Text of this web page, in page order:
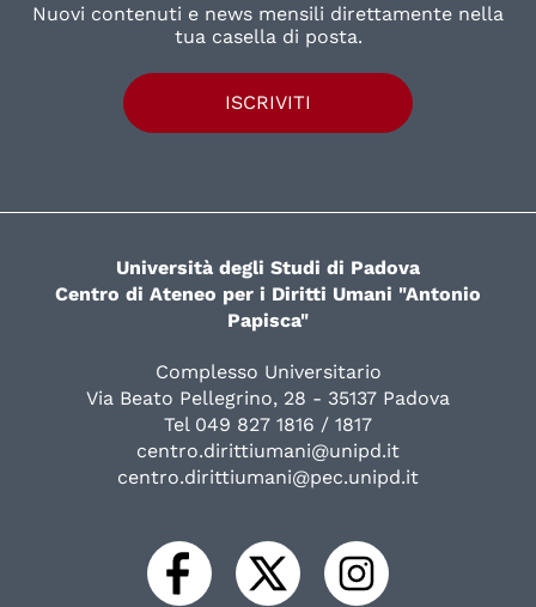
Nuovi contenuti e news mensili direttamente nella
tua casella di posta.
ISCRIVITI
Università degli Studi di Padova
Centro di Ateneo per i Diritti Umani "Antonio
Papisca"
Complesso Universitario
Via Beato Pellegrino, 28 - 35137 Padova
Tel 049 827 1816 / 1817
centro.dirittiumani@unipd.it
centro.dirittiumani@pec.unipd.it